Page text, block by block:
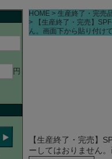
円
HOME
生産終了・完売
【生産終了・完売】
ん。画面下から貼り付け
【生産終了・完売】
ーしてはおりません